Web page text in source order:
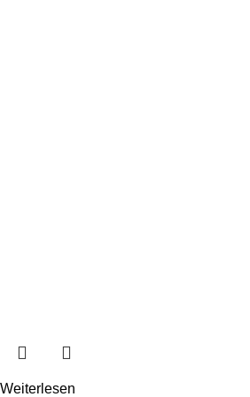
Weiterlesen